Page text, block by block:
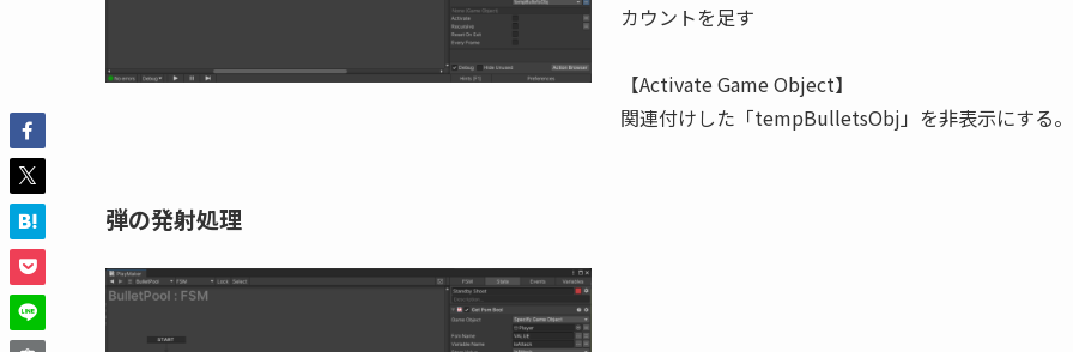
カウントを足す
【Activate Game Object】
関連付けした「tempBulletsObj」を非表示にする。
弾の発射処理